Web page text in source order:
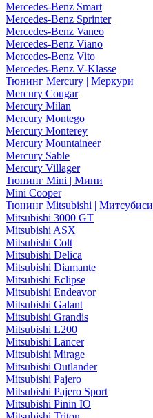
Mercedes-Benz Smart
Mercedes-Benz Sprinter
Mercedes-Benz Vaneo
Mercedes-Benz Viano
Mercedes-Benz Vito
Mercedes-Benz V-Klasse
Тюнинг Mercury | Меркури
Mercury Cougar
Mercury Milan
Mercury Montego
Mercury Monterey
Mercury Mountaineer
Mercury Sable
Mercury Villager
Тюнинг Mini | Мини
Mini Cooper
Тюнинг Mitsubishi | Митсубиси
Mitsubishi 3000 GT
Mitsubishi ASX
Mitsubishi Colt
Mitsubishi Delica
Mitsubishi Diamante
Mitsubishi Eclipse
Mitsubishi Endeavor
Mitsubishi Galant
Mitsubishi Grandis
Mitsubishi L200
Mitsubishi Lancer
Mitsubishi Mirage
Mitsubishi Outlander
Mitsubishi Pajero
Mitsubishi Pajero Sport
Mitsubishi Pinin IO